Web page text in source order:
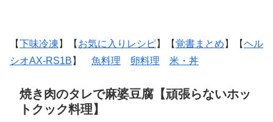
【下味冷凍 】【 お気に入りレシピ】【覚書まとめ 】【ヘル
シオAX-RS1B 】 魚料理 卵料理 米・丼
焼き肉のタレで麻婆豆腐【頑張らないホッ
トクック料理】